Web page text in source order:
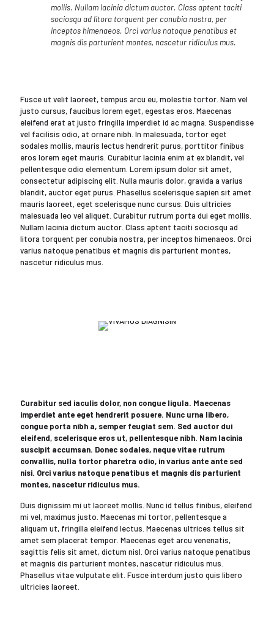
mollis. Nullam lacinia dictum auctor. Class aptent taciti
sociosqu ad litora torquent per conubia nostra, per
inceptos himenaeos. Orci varius natoque penatibus et
magnis dis parturient montes, nascetur ridiculus mus.
Fusce ut velit laoreet, tempus arcu eu, molestie tortor. Nam vel
justo cursus, faucibus lorem eget, egestas eros. Maecenas
eleifend erat at justo fringilla imperdiet id ac magna. Suspendisse
vel facilisis odio, at ornare nibh. In malesuada, tortor eget
sodales mollis, mauris lectus hendrerit purus, porttitor finibus
eros lorem eget mauris. Curabitur lacinia enim at ex blandit, vel
pellentesque odio elementum. Lorem ipsum dolor sit amet,
consectetur adipiscing elit. Nulla mauris dolor, gravida a varius
blandit, auctor eget purus. Phasellus scelerisque sapien sit amet
mauris laoreet, eget scelerisque nunc cursus. Duis ultricies
malesuada leo vel aliquet. Curabitur rutrum porta dui eget mollis.
Nullam lacinia dictum auctor. Class aptent taciti sociosqu ad
litora torquent per conubia nostra, per inceptos himenaeos. Orci
varius natoque penatibus et magnis dis parturient montes,
nascetur ridiculus mus.
Curabitur sed iaculis dolor, non congue ligula. Maecenas
imperdiet ante eget hendrerit posuere. Nunc urna libero,
congue porta nibh a, semper feugiat sem. Sed auctor dui
eleifend, scelerisque eros ut, pellentesque nibh. Nam lacinia
suscipit accumsan. Donec sodales, neque vitae rutrum
convallis, nulla tortor pharetra odio, in varius ante ante sed
nisi. Orci varius natoque penatibus et magnis dis parturient
montes, nascetur ridiculus mus.
Duis dignissim mi ut laoreet mollis. Nunc id tellus finibus, eleifend
mi vel, maximus justo. Maecenas mi tortor, pellentesque a
aliquam ut, fringilla eleifend lectus. Maecenas ultrices tellus sit
amet sem placerat tempor. Maecenas eget arcu venenatis,
sagittis felis sit amet, dictum nisl. Orci varius natoque penatibus
et magnis dis parturient montes, nascetur ridiculus mus.
Phasellus vitae vulputate elit. Fusce interdum justo quis libero
ultricies laoreet.